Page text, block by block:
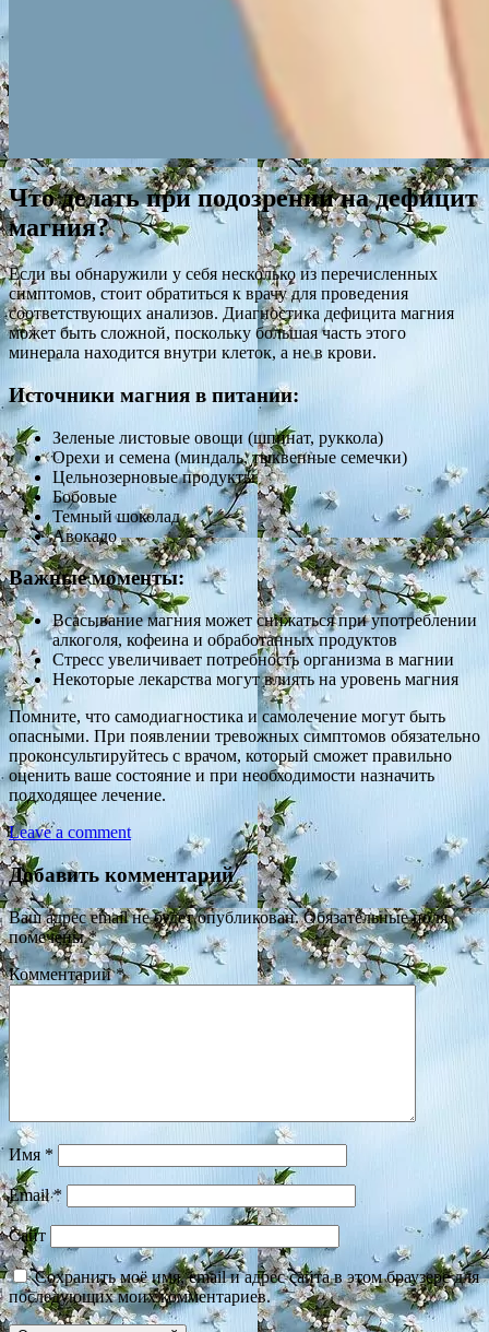
Что делать при подозрении на дефицит
магния?
Если вы обнаружили у себя несколько из перечисленных
симптомов, стоит обратиться к врачу для проведения
соответствующих анализов. Диагностика дефицита магния
может быть сложной, поскольку большая часть этого
минерала находится внутри клеток, а не в крови.
Источники магния в питании:
Зеленые листовые овощи (шпинат, руккола)
Орехи и семена (миндаль, тыквенные семечки)
Цельнозерновые продукты
Бобовые
Темный шоколад
Авокадо
Важные моменты:
Всасывание магния может снижаться при употреблении
алкоголя, кофеина и обработанных продуктов
Стресс увеличивает потребность организма в магнии
Некоторые лекарства могут влиять на уровень магния
Помните, что самодиагностика и самолечение могут быть
опасными. При появлении тревожных симптомов обязательно
проконсультируйтесь с врачом, который сможет правильно
оценить ваше состояние и при необходимости назначить
подходящее лечение.
Leave a comment
Добавить комментарий
Ваш адрес email не будет опубликован. Обязательные поля
помечены*
Комментарий*
Имя *
Email*
Сайт
Сохранить моё имя, email и адрес сайта в этом браузере для
последующих моих комментариев.